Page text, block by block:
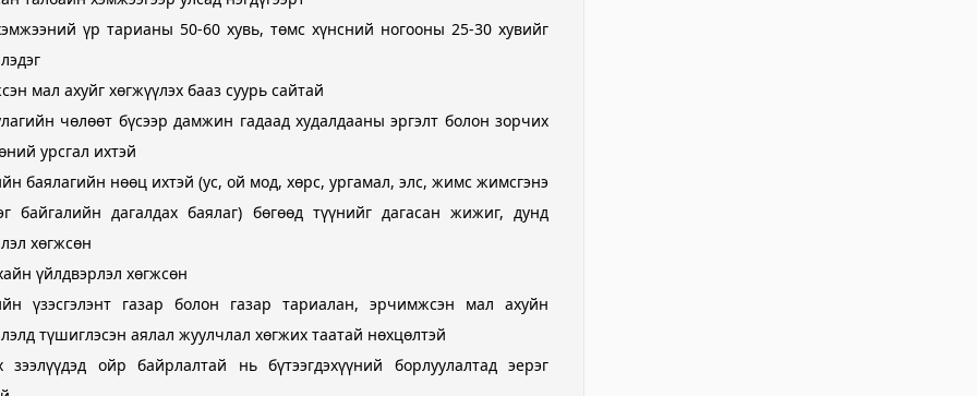
"ХУРДАН" төв
үр тарианы 50-60 хувь, төмс хүнсний ногооны 25-30 хувийг
мал ахуйг хөгжүүлэх бааз суурь сайтай
чөлөөт бүсээр дамжин гадаад худалдааны эргэлт болон зорчих
урсгал ихтэй
баялагийн нөөц ихтэй (ус, ой мод, хөрс, ургамал, элс, жимс жимсгэнэ
байгалийн дагалдах баялаг) бөгөөд түүнийг дагасан жижиг, дунд
хөгжсөн
үйлдвэрлэл хөгжсөн
үзэсгэлэнт газар болон газар тариалан, эрчимжсэн мал ахуйн
түшиглэсэн аялал жуулчлал хөгжих таатай нөхцөлтэй
зээлүүдэд ойр байрлалтай нь бүтээгдэхүүний борлуулалтад эерэг